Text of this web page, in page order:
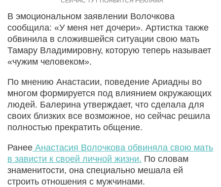
В эмоциональном заявлении Волочкова
сообщила: «У меня нет дочери». Артистка также
обвинила в сложившейся ситуации свою мать
Тамару Владимировну, которую теперь называет
«чужим человеком».
По мнению Анастасии, поведение Ариадны во
многом формируется под влиянием окружающих
людей. Балерина утверждает, что сделала для
своих близких все возможное, но сейчас решила
полностью прекратить общение.
Ранее Анастасия Волочкова обвиняла свою мать
в зависти к своей личной жизни. По словам
знаменитости, она специально мешала ей
строить отношения с мужчинами.